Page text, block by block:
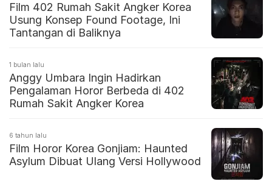
Film 402 Rumah Sakit Angker Korea
Usung Konsep Found Footage, Ini
Tantangan di Baliknya
1 bulan lalu
Anggy Umbara Ingin Hadirkan
Pengalaman Horor Berbeda di 402
Rumah Sakit Angker Korea
6 tahun lalu
Film Horor Korea Gonjiam: Haunted
Asylum Dibuat Ulang Versi Hollywood